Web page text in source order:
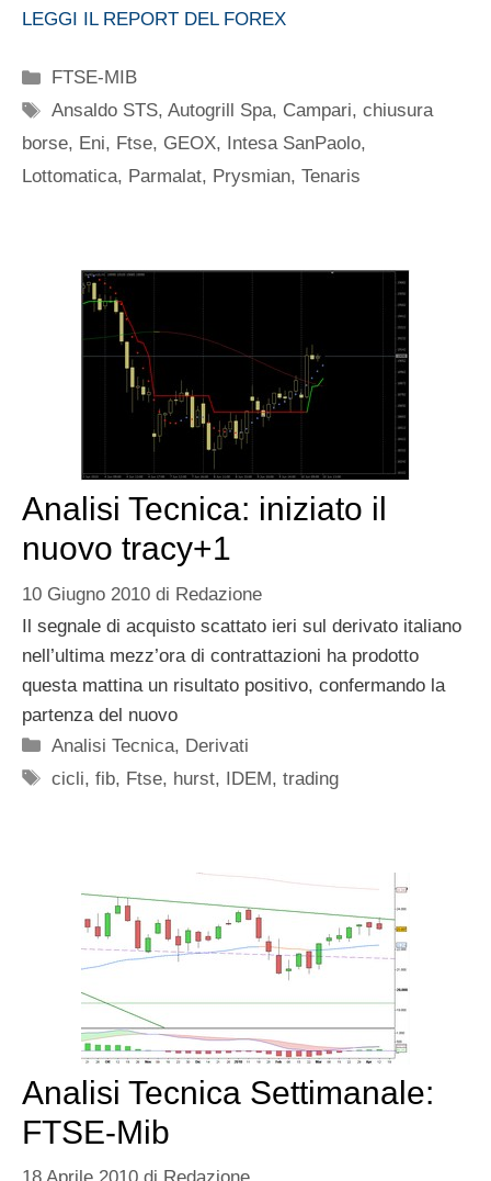
LEGGI IL REPORT DEL FOREX
Categorie
FTSE-MIB
Tag
Ansaldo STS,Autogrill Spa, Campari,chiusura
borse, Eni, Ftse, GEOX, Intesa SanPaolo,
Lottomatica, Parmalat, Prysmian, Tenaris
Analisi Tecnica: iniziato il
nuovo tracy+1
10 Giugno 2010 di Redazione
Il segnale di acquisto scattato ieri sul derivato italiano
nell’ultima mezz’ora di contrattazioni ha prodotto
questa mattina un risultato positivo, confermando la
partenza del nuovo
Categorie
Analisi Tecnica, Derivati
Tag
cicli,fib, Ftse, hurst, IDEM,trading
Analisi Tecnica Settimanale:
FTSE-Mib